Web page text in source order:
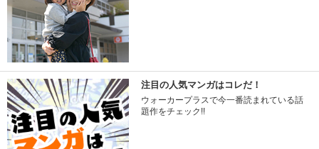
注目の人気マンガはコレだ！
ウォーカープラスで今一番読まれている話
題作をチェック!!